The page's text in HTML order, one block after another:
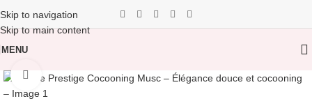
Skip to navigation
Skip to main content
MENU
Click to enlarge